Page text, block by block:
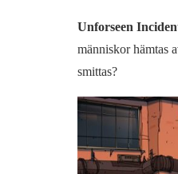
Unforseen
människor hämtas
smittas?